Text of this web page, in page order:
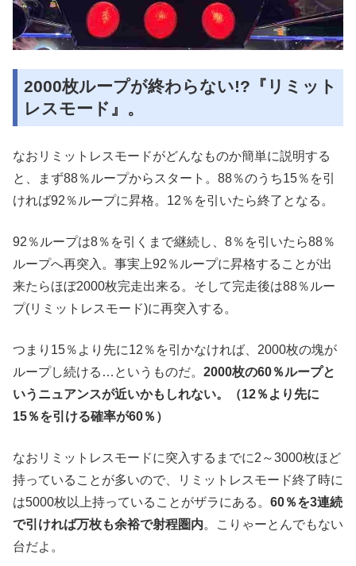
2000枚ループが終わらない!?『リミット
レスモード』。
なおリミットレスモードがどんなものか簡単に説明する
と、まず88％ループからスタート。88％のうち15％を引
ければ92％ループに昇格。12％を引いたら終了となる。
92％ループは8％を引くまで継続し、8％を引いたら88％
ループへ再突入。事実上92％ループに昇格することが出
来たらほぼ2000枚完走出来る。そして完走後は88％ルー
プ(リミットレスモード)に再突入する。
つまり15％より先に12％を引かなければ、2000枚の塊が
ループし続ける…というものだ。 2000枚の60％ループと
いうニュアンスが近いかもしれない。（12％より先に
15％を引ける確率が60％）
なおリミットレスモードに突入するまでに2～3000枚ほど
持っていることが多いので、リミットレスモード終了時に
は5000枚以上持っていることがザラにある。 60％を3連続
で引ければ万枚も余裕で射程圏内。こりゃーとんでもない
台だよ。